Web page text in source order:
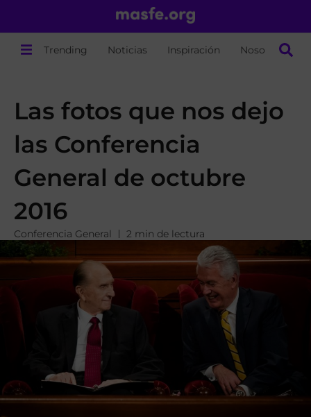
Trending Noticias Inspiración Nosotros
Las fotos que nos dejo
las Conferencia
General de octubre
2016
Conferencia General 2 min de lectura